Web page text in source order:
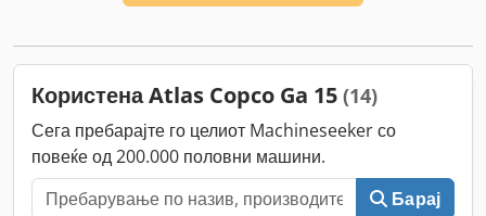
Користена Atlas Copco Ga 15 (14)
Сега пребарајте го целиот Machineseeker со
повеќе од 200.000 половни машини.
Барај